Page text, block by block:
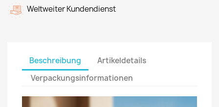
Weltweiter Kundendienst
Beschreibung
Artikeldetails
Verpackungsinformationen